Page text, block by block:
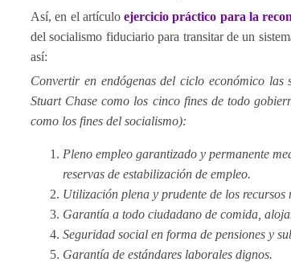
Así, en el artículoejercicio práctico para la
del socialismo fiduciario para transitar de un
así:
Convertir en endógenas del ciclo económico las
Stuart Chase como los cinco fines de todo
como los fines del socialismo):
Pleno empleo garantizado y permanente
reservas de estabilización de empleo.
Utilización plena y prudente de los recursos
Garantía a todo ciudadano de comida,
Seguridad social en forma de pensiones y
Garantía de estándares laborales dignos.